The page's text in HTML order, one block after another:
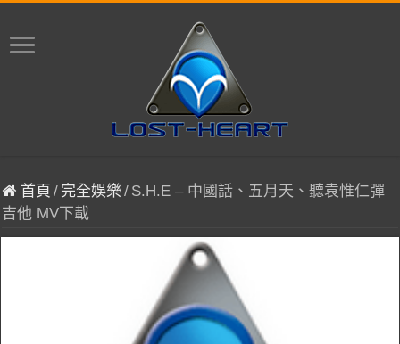
首頁 / 完全娛樂 / S.H.E – 中國話、五月天、聽袁惟仁彈
吉他 MV下載